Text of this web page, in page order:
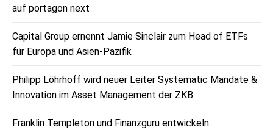
auf portagon next
Capital Group ernennt Jamie Sinclair zum Head of ETFs
für Europa und Asien-Pazifik
Philipp Löhrhoff wird neuer Leiter Systematic Mandate &
Innovation im Asset Management der ZKB
Franklin Templeton und Finanzguru entwickeln